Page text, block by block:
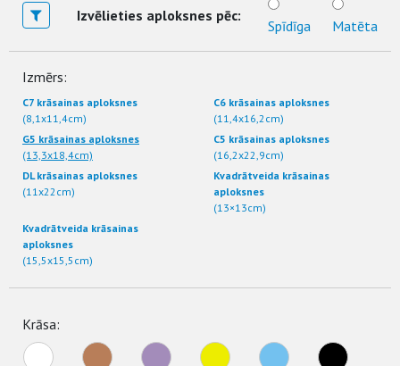
Izvēlieties aploksnes pēc:
Spīdīga Matēta
Izmērs:
C7 krāsainas aploksnes
(8,1x11,4cm)
C6 krāsainas aploksnes
(11,4x16,2cm)
G5 krāsainas aploksnes
(13,3x18,4cm)
C5 krāsainas aploksnes
(16,2x22,9cm)
DL krāsainas aploksnes
(11x22cm)
Kvadrātveida krāsainas
aploksnes
(13×13cm)
Kvadrātveida krāsainas
aploksnes
(15,5x15,5cm)
Krāsa: